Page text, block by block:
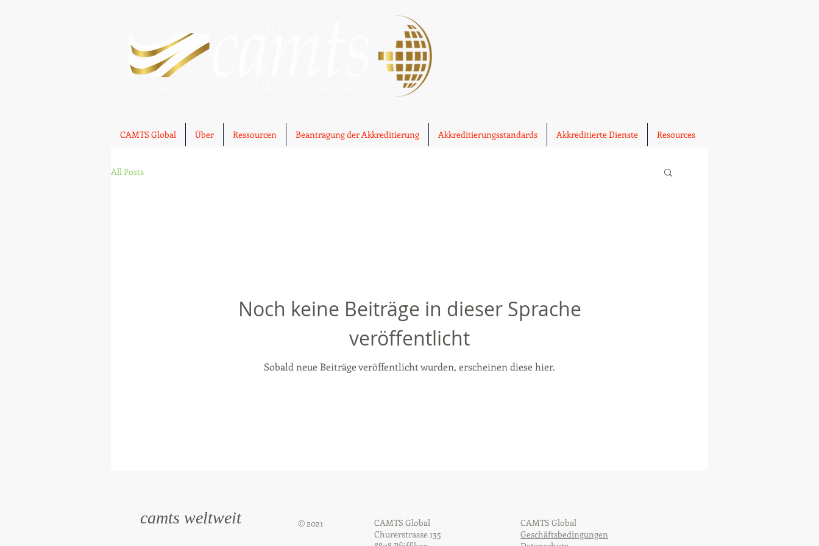
All Posts
Noch keine Beiträge in dieser Sprache
veröffentlicht
Sobald neue Beiträge veröffentlicht wurden, erscheinen diese hier.
CAMTS Global Über Ressourcen Beantragung der Akkreditierung Akkreditierungsstandards Akkreditierte Dienste Resources
camts weltweit © 2021
CAMTS Global
Churerstrasse 135
CAMTS Global
Geschäftsbedingungen